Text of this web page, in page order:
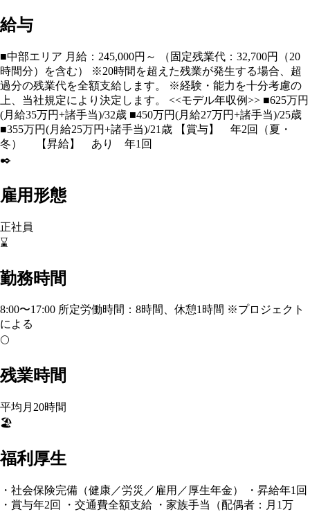
給与
■中部エリア 月給：245,000円～ （固定残業代：32,700円（20
時間分）を含む） ※20時間を超えた残業が発生する場合、超
過分の残業代を全額支給します。 ※経験・能力を十分考慮の
上、当社規定により決定します。 <<モデル年収例>> ■625万円
(月給35万円+諸手当)/32歳 ■450万円(月給27万円+諸手当)/25歳
■355万円(月給25万円+諸手当)/21歳 【賞与】 年2回（夏・
冬） 【昇給】 あり 年1回
✒️
雇用形態
正社員
⌛
勤務時間
8:00〜17:00 所定労働時間：8時間、休憩1時間 ※プロジェクト
による
🌕
残業時間
平均月20時間
🏖️
福利厚生
・社会保険完備（健康／労災／雇用／厚生年金） ・昇給年1回
・賞与年2回 ・交通費全額支給 ・家族手当（配偶者：月1万